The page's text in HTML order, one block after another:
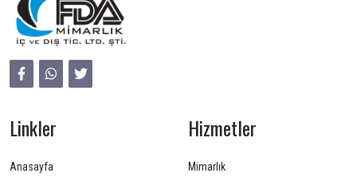
Linkler
Anasayfa
Hizmetler
Mimarlık